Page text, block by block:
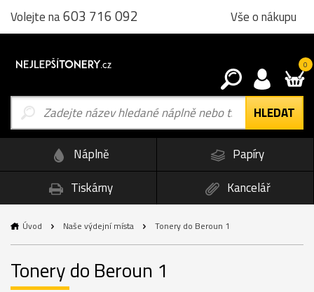
Volejte na603 716 092 Vše o nákupu
0
Náplně
Papíry
Tiskárny
Kancelář
Úvod Naše výdejní místa Tonery do Beroun 1
Tonery do Beroun 1